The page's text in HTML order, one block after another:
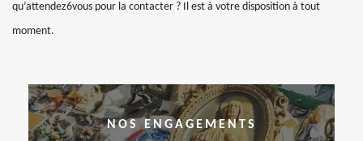
qu’attendez6vous pour la contacter ? Il est à votre disposition à tout
moment.
NOS ENGAGEMENTS